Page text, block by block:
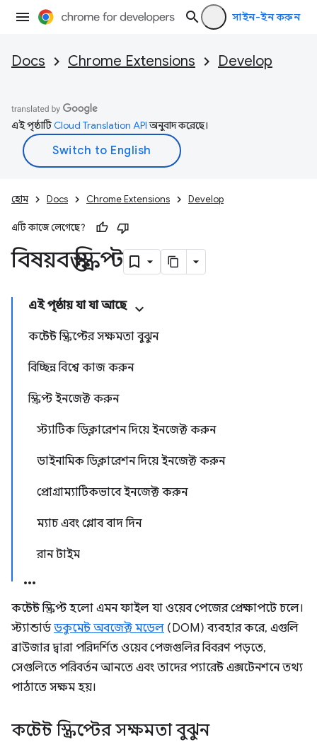
সাইন-ইন করুন
Docs Chrome Extensions Develop
এই পৃষ্ঠাটিCloud Translation APIঅনুবাদ করেছে।
হোম Docs Chrome Extensions Develop
এটি কাজে লেগেছে?
বিষয়বস্তু স্ক্রিপ্ট
এই পৃষ্ঠায় যা যা আছে
কন্টেন্ট স্ক্রিপ্টের সক্ষমতা বুঝুন
বিচ্ছিন্ন বিশ্বে কাজ করুন
স্ক্রিপ্ট ইনজেক্ট করুন
স্ট্যাটিক ডিক্লারেশন দিয়ে ইনজেক্ট করুন
ডাইনামিক ডিক্লারেশন দিয়ে ইনজেক্ট করুন
প্রোগ্রাম্যাটিকভাবে ইনজেক্ট করুন
ম্যাচ এবং গ্লোব বাদ দিন
রান টাইম
কন্টেন্ট স্ক্রিপ্ট হলো এমন ফাইল যা ওয়েব পেজের প্রেক্ষাপটে চলে।
স্ট্যান্ডার্ডডকুমেন্ট অবজেক্ট মডেল (DOM) ব্যবহার করে, এগুলি
ব্রাউজার দ্বারা পরিদর্শিত ওয়েব পেজগুলির বিবরণ পড়তে,
সেগুলিতে পরিবর্তন আনতে এবং তাদের প্যারেন্ট এক্সটেনশনে তথ্য
পাঠাতে সক্ষম হয়।
কন্টেন্ট স্ক্রিপ্টের সক্ষমতা বুঝুন